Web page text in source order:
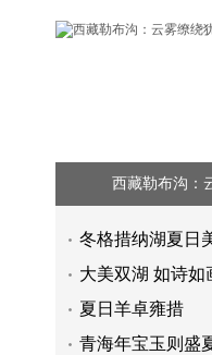
西藏勒布沟：
冬格措纳湖夏日
大美双湖 如诗如
夏日羊卓雍措
青海年宝玉则盛